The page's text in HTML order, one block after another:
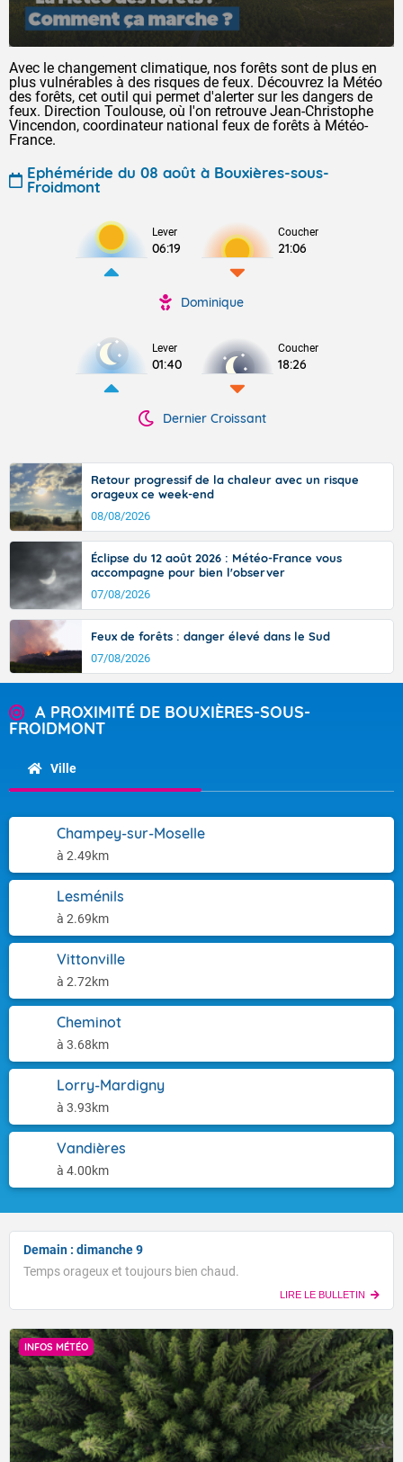
Avec le changement climatique, nos forêts sont de plus en
plus vulnérables à des risques de feux. Découvrez la Météo
des forêts, cet outil qui permet d'alerter sur les dangers de
feux. Direction Toulouse, où l'on retrouve Jean-Christophe
Vincendon, coordinateur national feux de forêts à Météo-
France.
Ephéméride du 08 août à Bouxières-sous-
Froidmont
Lever
06:19
Coucher
21:06
Dominique
Lever
01:40
Coucher
18:26
Dernier Croissant
Retour progressif de la chaleur avec un risque
orageux ce week-end
08/08/2026
Éclipse du 12 août 2026 : Météo-France vous
accompagne pour bien l'observer
07/08/2026
Feux de forêts : danger élevé dans le Sud
07/08/2026
A PROXIMITÉ DE BOUXIÈRES-SOUS-
FROIDMONT
Ville
Champey-sur-Moselle
à 2.49km
Lesménils
à 2.69km
Vittonville
à 2.72km
Cheminot
à 3.68km
Lorry-Mardigny
à 3.93km
Vandières
à 4.00km
Demain : dimanche 9
Temps orageux et toujours bien chaud.
LIRE LE BULLETIN
INFOS MÉTÉO